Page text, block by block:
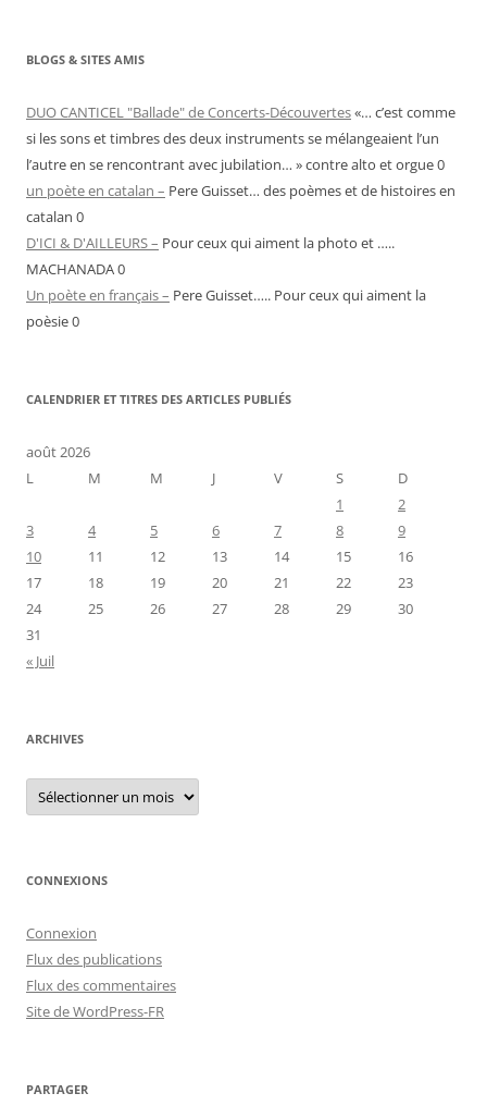
BLOGS & SITES AMIS
DUO CANTICEL "Ballade" de Concerts-Découvertes«… c’est comme
si les sons et timbres des deux instruments se mélangeaient l’un
l’autre en se rencontrant avec jubilation… » contre alto et orgue 0
un poète en catalan – Pere Guisset… des poèmes et de histoires en
catalan 0
D'ICI & D'AILLEURS – Pour ceux qui aiment la photo et …..
MACHANADA 0
Un poète en français – Pere Guisset….. Pour ceux qui aiment la
poèsie 0
CALENDRIER ET TITRES DES ARTICLES PUBLIÉS
août 2026
L
M M J V S
D
1
2
3
4 5 6 7 8
9
10
11 12 13 14 15
16
17
18 19 20 21 22
23
24
25 26 27 28 29
30
31
« Juil
ARCHIVES
Archives
CONNEXIONS
Connexion
Flux des publications
Flux des commentaires
Site de WordPress-FR
PARTAGER